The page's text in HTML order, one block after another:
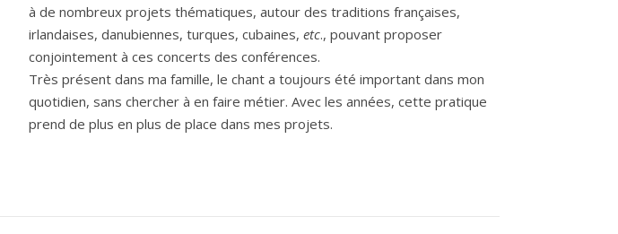
à de nombreux projets thématiques, autour des traditions françaises,
irlandaises, danubiennes, turques, cubaines, etc., pouvant proposer
conjointement à ces concerts des conférences.
Très présent dans ma famille, le chant a toujours été important dans mon
quotidien, sans chercher à en faire métier. Avec les années, cette pratique
prend de plus en plus de place dans mes projets.